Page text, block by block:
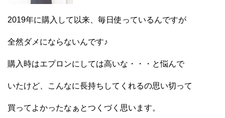
2019年に購入して以来、毎日使っているんですが
全然ダメにならないんです♪
購入時はエプロンにしては高いな・・・と悩んで
いたけど、こんなに長持ちしてくれるの思い切って
買ってよかったなぁとつくづく思います。